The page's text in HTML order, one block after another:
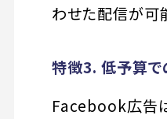
わせた配信が可
特徴3. 低予算で
Facebook広告は